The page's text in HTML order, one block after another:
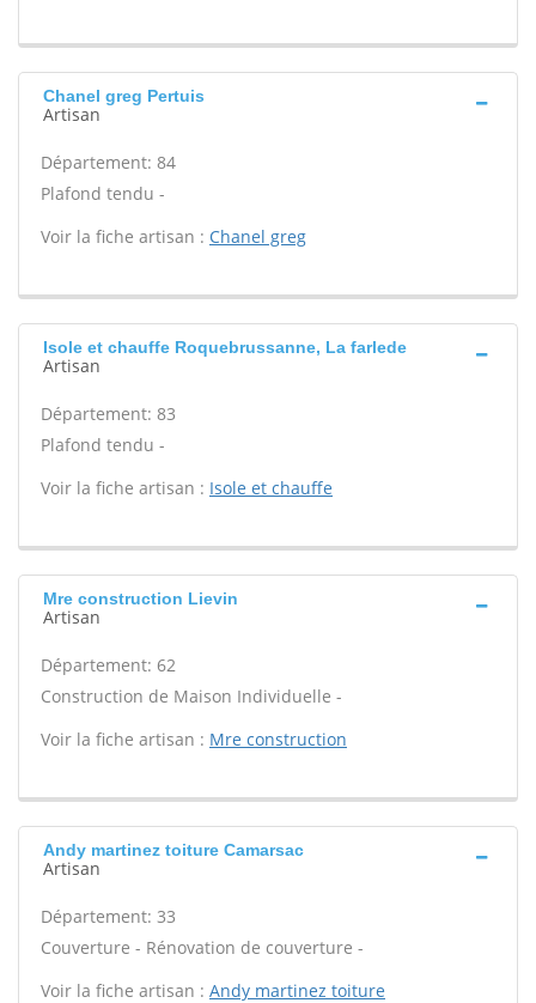
Chanel greg Pertuis
Artisan
Département: 84
Plafond tendu -
Voir la fiche artisan : Chanel greg
Isole et chauffe Roquebrussanne, La farlede
Artisan
Département: 83
Plafond tendu -
Voir la fiche artisan : Isole et chauffe
Mre construction Lievin
Artisan
Département: 62
Construction de Maison Individuelle -
Voir la fiche artisan : Mre construction
Andy martinez toiture Camarsac
Artisan
Département: 33
Couverture - Rénovation de couverture -
Voir la fiche artisan : Andy martinez toiture